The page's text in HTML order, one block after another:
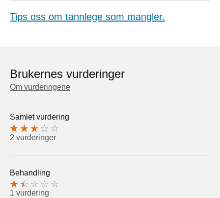
Tips oss om tannlege som mangler.
Brukernes vurderinger
Om vurderingene
Samlet vurdering
2 vurderinger
Behandling
1 vurdering